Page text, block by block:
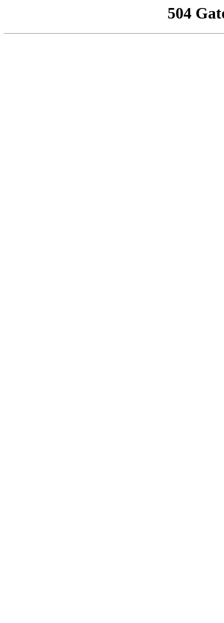
504